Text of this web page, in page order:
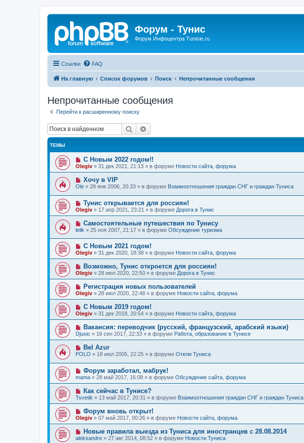
Форум - Тунис
Форум Инфоцентра Tunisie.ru
Ссылки FAQ
На главную Список форумов Поиск Непрочитанные сообщения
Непрочитанные сообщения
Перейти к расширенному поиску
Поиск
ТЕМЫ
Н
о
в
о
е
с
о
щ
е
н
и
С Новым 2022 годом!!
Olegiv » 31 дек 2021, 21:13 » в форуме Новости сайта, форума
Н
о
в
о
е
с
о
б
щ
е
н
и
е
Хочу в VIP
Ole » 28 янв 2006, 20:33 » в форуме Взаимоотношения граждан СНГ и граждан Туниса
Н
о
в
е
с
о
о
б
щ
е
и
е
Тунис открывается для россиян!
Olegiv » 17 апр 2021, 23:21 » в форуме Дорога в Тунис
Н
о
в
о
е
с
о
о
б
щ
е
и
е
Самостоятельные путешествия по Тунису
lelik » 25 ноя 2007, 21:17 » в форуме Обсуждение туризма
Н
о
о
е
с
о
б
щ
е
н
и
С Новым 2021 годом!
Olegiv » 31 дек 2020, 18:38 » в форуме Новости сайта, форума
Н
о
о
е
с
о
о
б
щ
е
н
и
е
Возможно, Тунис откроется для россиян!
Olegiv » 28 июл 2020, 22:50 » в форуме Дорога в Тунис
Н
о
е
с
о
б
щ
е
н
и
е
Регистрация новых пользователей
Olegiv » 28 июл 2020, 22:48 » в форуме Новости сайта, форума
Н
о
о
е
с
о
б
е
н
и
е
С Новым 2019 годом!
Olegiv » 31 дек 2018, 20:54 » в форуме Новости сайта, форума
Н
о
о
е
с
о
б
щ
е
и
е
Вакансия: переводчик (русский, французский, арабский языки)
Djusic » 16 сен 2017, 22:33 » в форуме Работа, образование в Тунисе
Н
о
о
е
с
о
б
щ
е
н
и
е
Bel Azur
POLO » 18 июл 2005, 22:25 » в форуме Отели Туниса
Н
о
в
о
е
с
о
о
б
щ
е
н
и
Форум заработал, мабрук!
mama » 28 май 2017, 16:08 » в форуме Обсуждение сайта, форума
Н
о
в
е
с
о
б
Как сейчас в Тунисе?
Tsvetik » 13 май 2017, 20:31 » в форуме Взаимоотношения граждан СНГ и граждан Туниса
Н
о
в
о
е
с
Форум вновь открыт!
Olegiv » 07 май 2017, 00:26 » в форуме Новости сайта, форума
Н
о
Новые правила выезда из Туниса для иностранцев с 28.08.2014
aleksandre » 27 авг 2014, 08:52 » в форуме Новости Туниса